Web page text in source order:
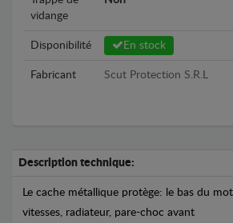
vidange
Disponibilité En stock
Fabricant Scut Protection S.R.L
Description technique:
Le cache métallique protège: le bas du
vitesses, radiateur, pare-choc avant